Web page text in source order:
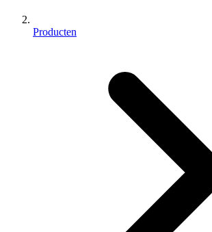
Producten